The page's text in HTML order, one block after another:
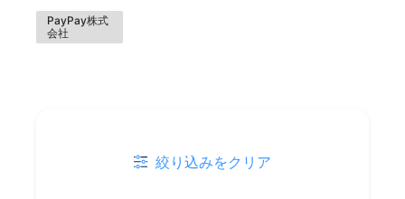
PayPay株式
会社
絞り込みをクリア